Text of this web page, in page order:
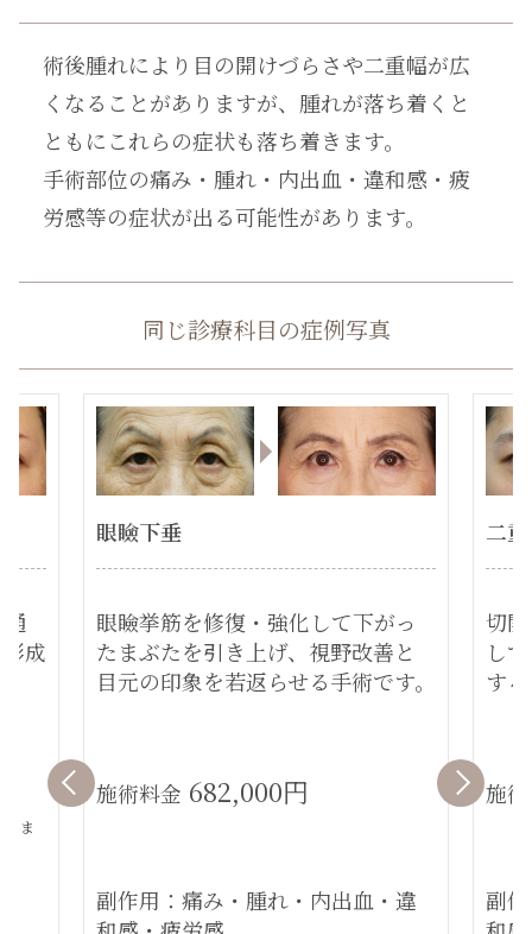
術後腫れにより目の開けづらさや二重幅が広
くなることがありますが、腫れが落ち着くと
ともにこれらの症状も落ち着きます。
手術部位の痛み・腫れ・内出血・違和感・疲
労感等の症状が出る可能性があります。
同じ診療科目の症例写真
成
ま
眼瞼下垂
眼瞼挙筋を修復・強化して下がっ
たまぶたを引き上げ、視野改善と
目元の印象を若返らせる手術です。
施術料金 682,000円
副作用：痛み・腫れ・内出血・違
二
切
し
す
施
副